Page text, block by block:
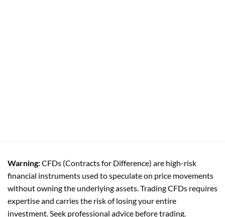
Warning:CFDs (Contracts for Difference) are high-risk
financial instruments used to speculate on price movements
without owning the underlying assets. Trading CFDs requires
expertise and carries the risk of losing your entire
investment. Seek professional advice before trading.